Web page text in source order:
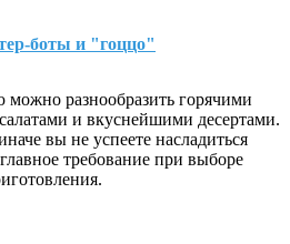
боты и "гоццо"
разнообразить горячими
и вкуснейшими десертами.
вы не успеете насладиться
требование при выборе